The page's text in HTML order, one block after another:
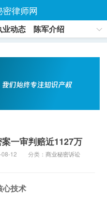
密律师网
业动态
陈军介绍
一审判赔近1127万
08-12 分类： 商业秘密诉讼
心技术